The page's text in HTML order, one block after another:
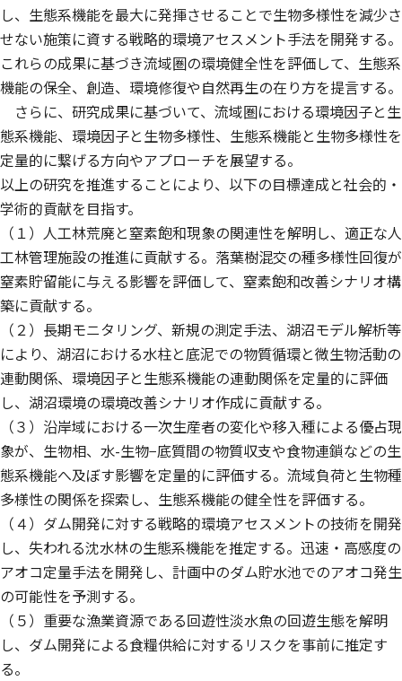
し、生態系機能を最大に発揮させることで生物多様性を減少さ
せない施策に資する戦略的環境アセスメント手法を開発する。
これらの成果に基づき流域圏の環境健全性を評価して、生態系
機能の保全、創造、環境修復や自然再生の在り方を提言する。
さらに、研究成果に基づいて、流域圏における環境因子と生
態系機能、環境因子と生物多様性、生態系機能と生物多様性を
定量的に繋げる方向やアプローチを展望する。
以上の研究を推進することにより、以下の目標達成と社会的・
学術的貢献を目指す。
（１）人工林荒廃と窒素飽和現象の関連性を解明し、適正な人
工林管理施設の推進に貢献する。落葉樹混交の種多様性回復が
窒素貯留能に与える影響を評価して、窒素飽和改善シナリオ構
築に貢献する。
（２）長期モニタリング、新規の測定手法、湖沼モデル解析等
により、湖沼における水柱と底泥での物質循環と微生物活動の
連動関係、環境因子と生態系機能の連動関係を定量的に評価
し、湖沼環境の環境改善シナリオ作成に貢献する。
（３）沿岸域における一次生産者の変化や移入種による優占現
象が、生物相、水-生物−底質間の物質収支や食物連鎖などの生
態系機能へ及ぼす影響を定量的に評価する。流域負荷と生物種
多様性の関係を探索し、生態系機能の健全性を評価する。
（４）ダム開発に対する戦略的環境アセスメントの技術を開発
し、失われる沈水林の生態系機能を推定する。迅速・高感度の
アオコ定量手法を開発し、計画中のダム貯水池でのアオコ発生
の可能性を予測する。
（５）重要な漁業資源である回遊性淡水魚の回遊生態を解明
し、ダム開発による食糧供給に対するリスクを事前に推定す
る。